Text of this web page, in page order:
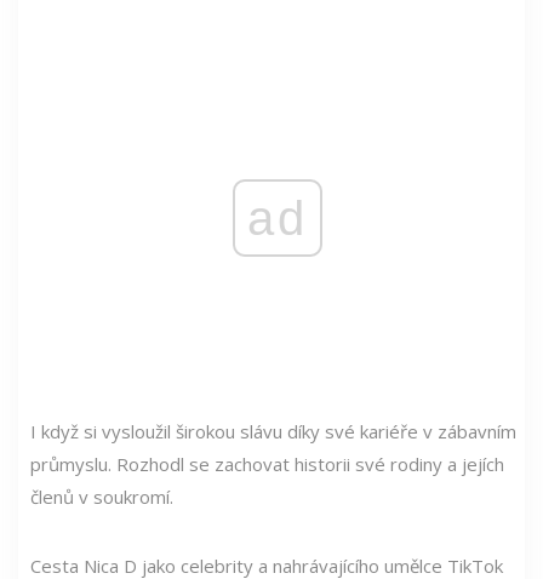
ad
I když si vysloužil širokou slávu díky své kariéře v zábavním
průmyslu. Rozhodl se zachovat historii své rodiny a jejích
členů v soukromí.
Cesta Nica D jako celebrity a nahrávajícího umělce TikTok